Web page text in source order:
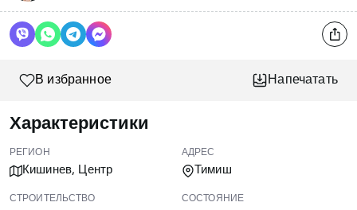
В избранное Напечатать
Характеристики
РЕГИОН
Кишинев, Центр
АДРЕС
Тимиш
СТРОИТЕЛЬСТВО СОСТОЯНИЕ